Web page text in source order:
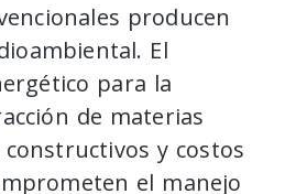
producen
El
para la
de materias
y costos
el manejo